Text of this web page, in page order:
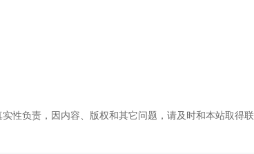
性负责，因内容、版权和其它问题，请及时和本站取得联